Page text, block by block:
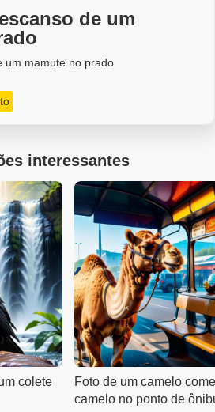
de um
um mamute no prado
interessantes
colete
Foto de um camelo
camelo no ponto de